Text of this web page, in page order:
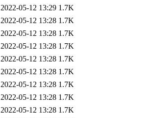
2022-05-12 13:29 1.7K
2022-05-12 13:28 1.7K
2022-05-12 13:28 1.7K
2022-05-12 13:28 1.7K
2022-05-12 13:28 1.7K
2022-05-12 13:28 1.7K
2022-05-12 13:28 1.7K
2022-05-12 13:28 1.7K
2022-05-12 13:28 1.7K